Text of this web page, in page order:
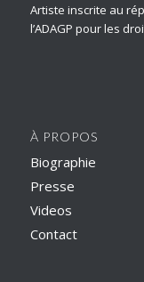
Artiste inscrite au
l’ADAGP pour les
À PROPOS
Biographie
Presse
Videos
Contact